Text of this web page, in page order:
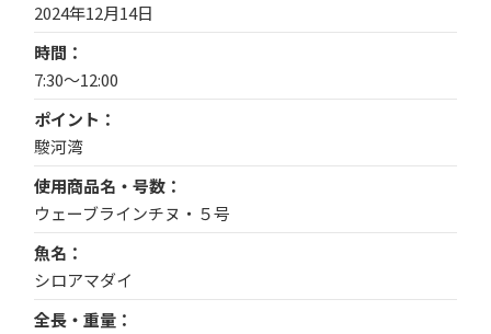
2024年12月14日
時間
7:30～12:00
ポイント
駿河湾
使用商品名・号数
ウェーブラインチヌ・５号
魚名
シロアマダイ
全長・重量